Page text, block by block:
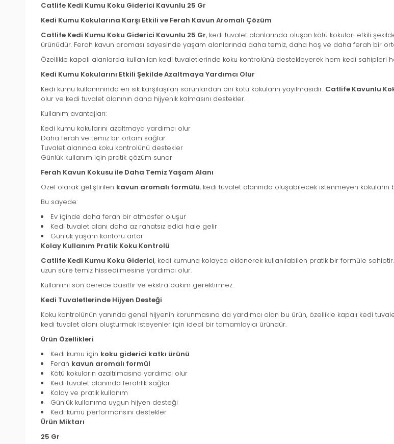
Catlife Kedi Kumu Koku Giderici Kavunlu 25 Gr
Kedi Kumu Kokularına Karşı Etkili ve Ferah Kavun Aromalı Çözüm
Catlife Kedi Kumu Koku Giderici Kavunlu 25 Gr, kedi tuvalet alanlarında oluşan kötü kokuları etkili
ürünüdür. Ferah kavun aroması sayesinde yaşam alanlarında daha temiz, daha hoş ve daha ferah bir
Özellikle kapalı alanlarda kullanılan kedi tuvaletlerinde koku kontrolünü destekleyerek hem kedi
Kedi Kumu Kokularını Etkili Şekilde Azaltmaya Yardımcı Olur
Kedi kumu kullanımında en sık karşılaşılan sorunlardan biri kötü kokuların yayılmasıdır. Catlife Kavunlu
olur ve kedi tuvalet alanının daha hijyenik kalmasını destekler.
Kullanım avantajları:
Kedi kumu kokularını azaltmaya yardımcı olur
Daha ferah ve temiz bir ortam sağlar
Tuvalet alanında koku kontrolünü destekler
Günlük kullanım için pratik çözüm sunar
Ferah Kavun Kokusu ile Daha Temiz Yaşam Alanı
Özel olarak geliştirilen kavun aromalı formülü, kedi tuvalet alanında oluşabilecek istenmeyen kokuların
Bu sayede:
Ev içinde daha ferah bir atmosfer oluşur
Kedi tuvalet alanı daha az rahatsız edici hale gelir
Günlük yaşam konforu artar
Kolay Kullanım Pratik Koku Kontrolü
Catlife Kedi Kumu Koku Giderici, kedi kumuna kolayca eklenerek kullanılabilen pratik bir formüle
uzun süre temiz hissedilmesine yardımcı olur.
Kullanımı son derece basittir ve ekstra bakım gerektirmez.
Kedi Tuvaletlerinde Hijyen Desteği
Koku kontrolünün yanında genel hijyenin korunmasına da yardımcı olan bu ürün, özellikle kapalı kedi
kedi tuvalet alanı oluşturmak isteyenler için ideal bir tamamlayıcı üründür.
Ürün Özellikleri
Kedi kumu için koku giderici katkı ürünü
Ferah kavun aromalı formül
Kötü kokuların azaltılmasına yardımcı olur
Kedi tuvalet alanında ferahlık sağlar
Kolay ve pratik kullanım
Günlük kullanıma uygun hijyen desteği
Kedi kumu performansını destekler
Ürün Miktarı
25 Gr